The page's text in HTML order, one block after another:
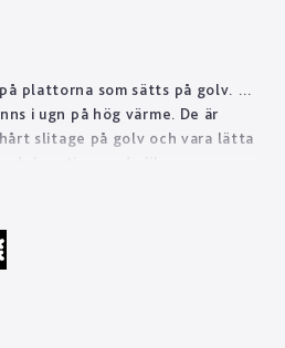
plattorna som sätts på golv. De
i ugn på hög värme. De är
slitage på golv och vara lätta
kan sätta dem på såväl golv